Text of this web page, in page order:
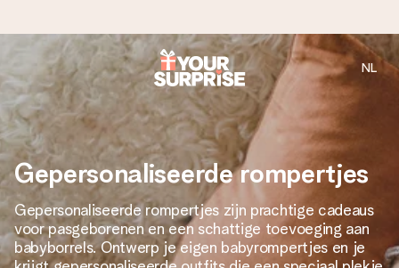
Voor 16:00 besteld, vandaag verzonden
We maken jouw cadeau met zorg en zorgen dat het
razendsnel onderweg is - zodat jij kunt geven op precies
het juiste moment, wanneer het het meeste betekent.
4,8 (gebaseerd op +8.000 reviews)
Onze cadeaus worden gewaardeerd. Klanten beoordelen
NL
Gepersonaliseerde rompertjes
Gepersonaliseerde rompertjes zijn prachtige cadeaus
voor pasgeborenen en een schattige toevoeging aan
babyborrels. Ontwerp je eigen babyrompertjes en je